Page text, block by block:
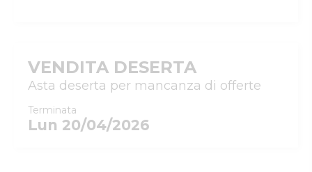
VENDITA DESERTA
Asta deserta per mancanza di offerte
Terminata
Lun 20/04/2026